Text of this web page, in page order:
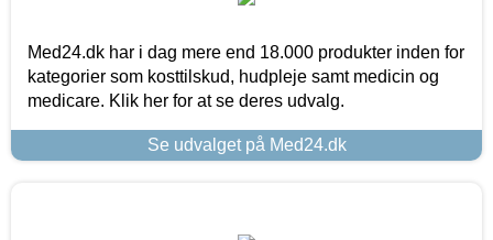
Med24.dk har i dag mere end 18.000 produkter inden for
kategorier som kosttilskud, hudpleje samt medicin og
medicare. Klik her for at se deres udvalg.
Se udvalget på Med24.dk